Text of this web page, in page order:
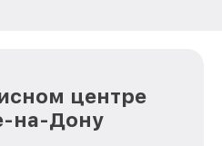
центре
на-Дону